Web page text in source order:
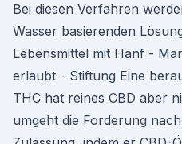
Bei diesen Verfahren
Wasser basierenden
Lebensmittel mit Hanf -
erlaubt - Stiftung Eine
THC hat reines CBD aber
umgeht die Forderung